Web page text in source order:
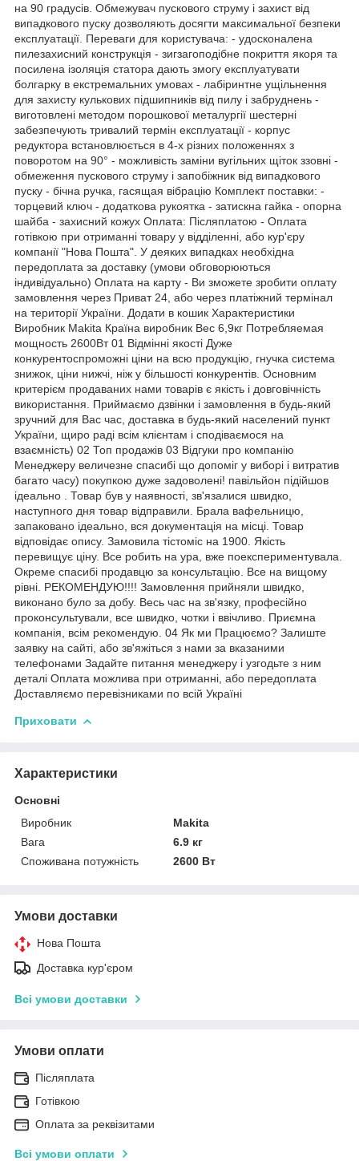
на 90 градусів. Обмежувач пускового струму і захист від
випадкового пуску дозволяють досягти максимальної безпеки
експлуатації. Переваги для користувача: - удосконалена
пилезахисний конструкція - зигзагоподібне покриття якоря та
посилена ізоляція статора дають змогу експлуатувати
болгарку в екстремальних умовах - лабіринтне ущільнення
для захисту кулькових підшипників від пилу і забруднень -
виготовлені методом порошкової металургії шестерні
забезпечують тривалий термін експлуатації - корпус
редуктора встановлюється в 4-х різних положеннях з
поворотом на 90° - можливість заміни вугільних щіток ззовні -
обмеження пускового струму і запобіжник від випадкового
пуску - бічна ручка, гасящая вібрацію Комплект поставки: -
торцевий ключ - додаткова рукоятка - затискна гайка - опорна
шайба - захисний кожух Оплата: Післяплатою - Оплата
готівкою при отриманні товару у відділенні, або кур'єру
компанії "Нова Пошта". У деяких випадках необхідна
передоплата за доставку (умови обговорюються
індивідуально) Оплата на карту - Ви зможете зробити оплату
замовлення через Приват 24, або через платіжний термінал
на території України. Додати в кошик Характеристики
Виробник Makita Країна виробник Вес 6,9кг Потребляемая
мощность 2600Вт 01 Відмінні якості Дуже
конкурентоспроможні ціни на всю продукцію, гнучка система
знижок, ціни нижчі, ніж у більшості конкурентів. Основним
критерієм продаваних нами товарів є якість і довговічність
використання. Приймаємо дзвінки і замовлення в будь-який
зручний для Вас час, доставка в будь-який населений пункт
України, щиро раді всім клієнтам і сподіваємося на
взаємність) 02 Топ продажів 03 Відгуки про компанію
Менеджеру величезне спасибі що допоміг у виборі і витратив
багато часу) покупкою дуже задоволені! павільйон підійшов
ідеально . Товар був у наявності, зв'язалися швидко,
наступного дня товар відправили. Брала вафельницю,
запаковано ідеально, вся документація на місці. Товар
відповідає опису. Замовила тістоміс на 1900. Якість
перевищує ціну. Все робить на ура, вже поекспериментувала.
Окреме спасибі продавцю за консультацію. Все на вищому
рівні. РЕКОМЕНДУЮ!!!! Замовлення прийняли швидко,
виконано було за добу. Весь час на зв'язку, професійно
проконсультували, все швидко, чотки і ввічливо. Приємна
компанія, всім рекомендую. 04 Як ми Працюємо? Залиште
заявку на сайті, або зв'яжіться з нами за вказаними
телефонами Задайте питання менеджеру і узгодьте з ним
деталі Оплата можлива при отриманні, або передоплата
Доставляємо перевізниками по всій Україні
Приховати
Характеристики
Основні
Виробник
Makita
Вага
6.9 кг
Споживана потужність
2600 Вт
Умови доставки
Нова Пошта
Доставка кур'єром
Всі умови доставки
Умови оплати
Післяплата
Готівкою
Оплата за реквізитами
Всі умови оплати